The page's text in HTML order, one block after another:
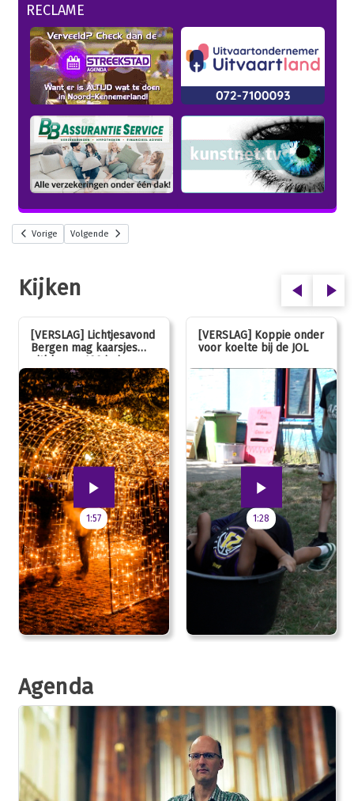
RECLAME
Vorige Volgende
Kijken
[VERSLAG] Lichtjesavond
Bergen mag kaarsjes
uitblazen: 100 jarig
jubileum!
1:57
[VERSLAG] Koppie onder
voor koelte bij de JOL
1:28
Agenda